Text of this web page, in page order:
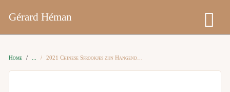
Gérard Héman
Home 2021 Chinese Sprookjes zijn Hangende Tuinen (S-O-069), december